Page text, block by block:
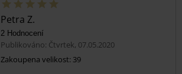
Petra Z.
2 Hodnocení
Publikováno: Čtvrtek, 07.05.2020
Zakoupena velikost: 39